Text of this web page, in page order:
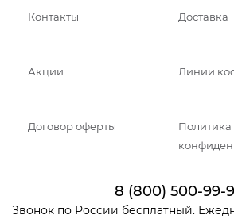
Контакты Доставка
Акции Линии
Договор оферты
Политика
8 (800) 500-99-
Звонок по России бесплатный.